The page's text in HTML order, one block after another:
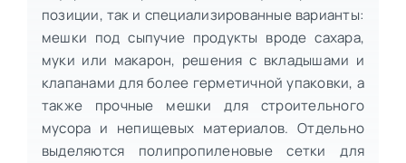
позиции, так и специализированные варианты:
мешки под сыпучие продукты вроде сахара,
муки или макарон, решения с вкладышами и
клапанами для более герметичной упаковки, а
также прочные мешки для строительного
мусора и непищевых материалов. Отдельно
выделяются полипропиленовые сетки для